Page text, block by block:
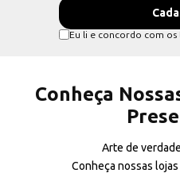
Eu li e concordo com os
Conheça
Arte de
Conheça nossas